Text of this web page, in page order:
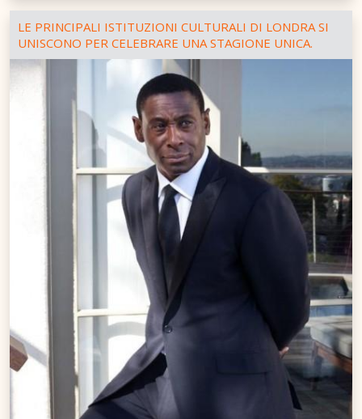
LE PRINCIPALI ISTITUZIONI CULTURALI DI LONDRA SI
UNISCONO PER CELEBRARE UNA STAGIONE UNICA.